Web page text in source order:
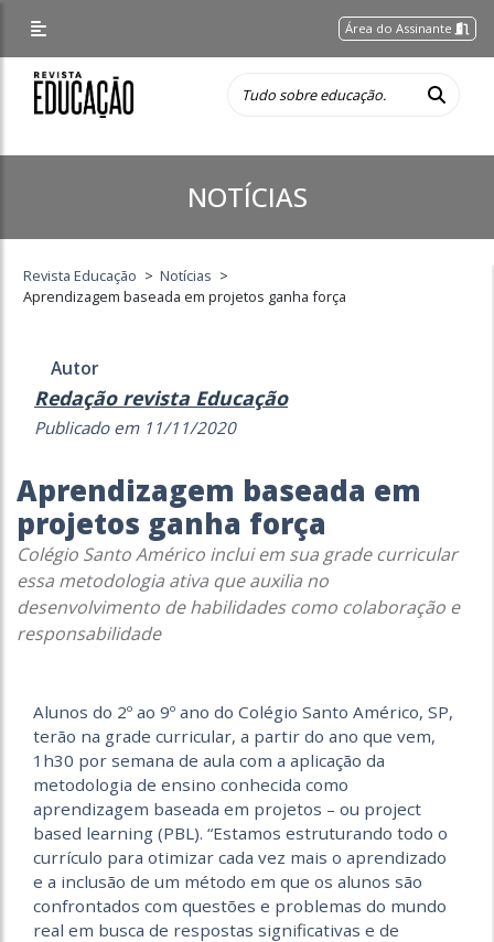
Área do Assinante
NOTÍCIAS
Revista Educação > Notícias >
Aprendizagem baseada em projetos ganha força
Autor
Redação revista Educação
Publicado em 11/11/2020
Aprendizagem baseada em
projetos ganha força
Colégio Santo Américo inclui em sua grade curricular
essa metodologia ativa que auxilia no
desenvolvimento de habilidades como colaboração e
responsabilidade
Alunos do 2º ao 9º ano do Colégio Santo Américo, SP,
terão na grade curricular, a partir do ano que vem,
1h30 por semana de aula com a aplicação da
metodologia de ensino conhecida como
aprendizagem baseada em projetos – ou project
based learning (PBL). “Estamos estruturando todo o
currículo para otimizar cada vez mais o aprendizado
e a inclusão de um método em que os alunos são
confrontados com questões e problemas do mundo
real em busca de respostas significativas e de